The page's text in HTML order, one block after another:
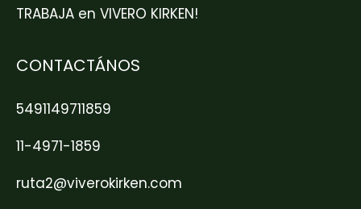
TRABAJA en VIVERO KIRKEN!
CONTACTÁNOS
5491149711859
11-4971-1859
ruta2@viverokirken.com